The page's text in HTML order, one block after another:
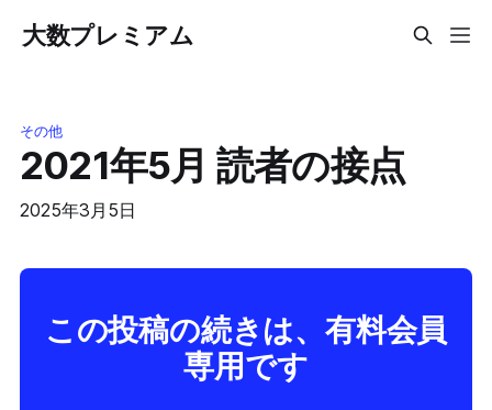
大数プレミアム
その他
2021年5月 読者の接点
2025年3月5日
この投稿の続きは、有料会員
専用です